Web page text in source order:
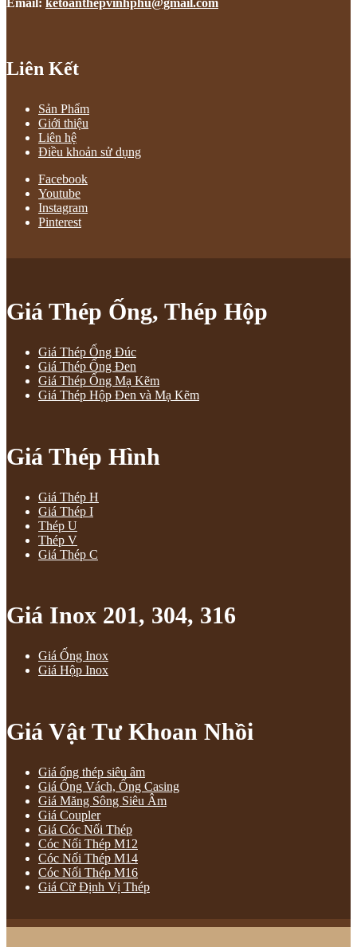
Email: ketoanthepvinhphu@gmail.com
Liên Kết
Sản Phẩm
Giới thiệu
Liên hệ
Điều khoản sử dụng
Facebook
Youtube
Instagram
Pinterest
Giá Thép Ống, Thép Hộp
Giá Thép Ống Đúc
Giá Thép Ống Đen
Giá Thép Ống Mạ Kẽm
Giá Thép Hộp Đen và Mạ Kẽm
Giá Thép Hình
Giá Thép H
Giá Thép I
Thép U
Thép V
Giá Thép C
Giá Inox 201, 304, 316
Giá Ống Inox
Giá Hộp Inox
Giá Vật Tư Khoan Nhồi
Giá ống thép siêu âm
Giá Ống Vách, Ống Casing
Giá Măng Sông Siêu Âm
Giá Coupler
Giá Cóc Nối Thép
Cóc Nối Thép M12
Cóc Nối Thép M14
Cóc Nối Thép M16
Giá Cữ Định Vị Thép